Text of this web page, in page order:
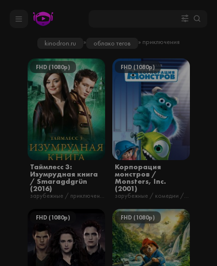
kinodron.ru » облако тегов » приключения
Таймлесс 3:
Изумрудная книга
/ Smaragdgrün
(2016)
FHD (1080p)
зарубежные / приключения / семейные / ужасы / фильмы / фэнтези / русские
Корпорация
монстров /
Monsters, Inc.
(2001)
FHD (1080p)
зарубежные / комедии / мультфильмы / приключения / семейные / фэнтези / русские
FHD (1080p) FHD (1080p)